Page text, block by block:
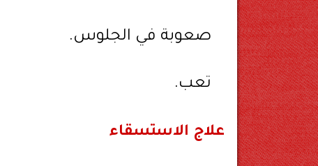
صعوبة في الجلوس.
تعب.
علاج الاستسقاء